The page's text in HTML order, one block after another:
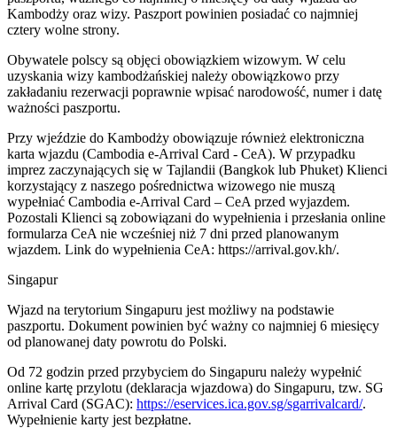
Kambodży oraz wizy. Paszport powinien posiadać co najmniej
cztery wolne strony.
Obywatele polscy są objęci obowiązkiem wizowym. W celu
uzyskania wizy kambodżańskiej należy obowiązkowo przy
zakładaniu rezerwacji poprawnie wpisać narodowość, numer i datę
ważności paszportu.
Przy wjeździe do Kambodży obowiązuje również elektroniczna
karta wjazdu (Cambodia e-Arrival Card - CeA). W przypadku
imprez zaczynających się w Tajlandii (Bangkok lub Phuket) Klienci
korzystający z naszego pośrednictwa wizowego nie muszą
wypełniać Cambodia e-Arrival Card – CeA przed wyjazdem.
Pozostali Klienci są zobowiązani do wypełnienia i przesłania online
formularza CeA nie wcześniej niż 7 dni przed planowanym
wjazdem. Link do wypełnienia CeA: https://arrival.gov.kh/.
Singapur
Wjazd na terytorium Singapuru jest możliwy na podstawie
paszportu. Dokument powinien być ważny co najmniej 6 miesięcy
od planowanej daty powrotu do Polski.
Od 72 godzin przed przybyciem do Singapuru należy wypełnić
online kartę przylotu (deklaracja wjazdowa) do Singapuru, tzw. SG
Arrival Card (SGAC): https://eservices.ica.gov.sg/sgarrivalcard/.
Wypełnienie karty jest bezpłatne.